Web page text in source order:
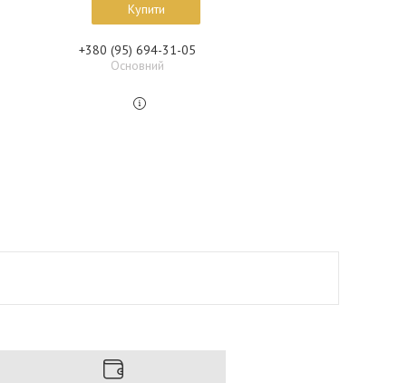
Купити
+380 (95) 694-31-05
Основний